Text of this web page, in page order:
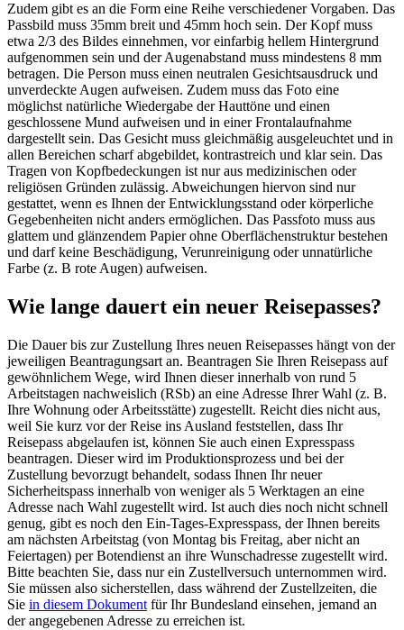
Zudem gibt es an die Form eine Reihe verschiedener Vorgaben. Das
Passbild muss 35mm breit und 45mm hoch sein. Der Kopf muss
etwa 2/3 des Bildes einnehmen, vor einfarbig hellem Hintergrund
aufgenommen sein und der Augenabstand muss mindestens 8 mm
betragen. Die Person muss einen neutralen Gesichtsausdruck und
unverdeckte Augen aufweisen. Zudem muss das Foto eine
möglichst natürliche Wiedergabe der Hauttöne und einen
geschlossene Mund aufweisen und in einer Frontalaufnahme
dargestellt sein. Das Gesicht muss gleichmäßig ausgeleuchtet und in
allen Bereichen scharf abgebildet, kontrastreich und klar sein. Das
Tragen von Kopfbedeckungen ist nur aus medizinischen oder
religiösen Gründen zulässig. Abweichungen hiervon sind nur
gestattet, wenn es Ihnen der Entwicklungsstand oder körperliche
Gegebenheiten nicht anders ermöglichen. Das Passfoto muss aus
glattem und glänzendem Papier ohne Oberflächenstruktur bestehen
und darf keine Beschädigung, Verunreinigung oder unnatürliche
Farbe (z. B rote Augen) aufweisen.
Wie lange dauert ein neuer Reisepasses?
Die Dauer bis zur Zustellung Ihres neuen Reisepasses hängt von der
jeweiligen Beantragungsart an. Beantragen Sie Ihren Reisepass auf
gewöhnlichem Wege, wird Ihnen dieser innerhalb von rund 5
Arbeitstagen nachweislich (RSb) an eine Adresse Ihrer Wahl (z. B.
Ihre Wohnung oder Arbeitsstätte) zugestellt. Reicht dies nicht aus,
weil Sie kurz vor der Reise ins Ausland feststellen, dass Ihr
Reisepass abgelaufen ist, können Sie auch einen Expresspass
beantragen. Dieser wird im Produktionsprozess und bei der
Zustellung bevorzugt behandelt, sodass Ihnen Ihr neuer
Sicherheitspass innerhalb von weniger als 5 Werktagen an eine
Adresse nach Wahl zugestellt wird. Ist auch dies noch nicht schnell
genug, gibt es noch den Ein-Tages-Expresspass, der Ihnen bereits
am nächsten Arbeitstag (von Montag bis Freitag, aber nicht an
Feiertagen) per Botendienst an ihre Wunschadresse zugestellt wird.
Bitte beachten Sie, dass nur ein Zustellversuch unternommen wird.
Sie müssen also sicherstellen, dass während der Zustellzeiten, die
Sie in diesem Dokument für Ihr Bundesland einsehen, jemand an
der angegebenen Adresse zu erreichen ist.